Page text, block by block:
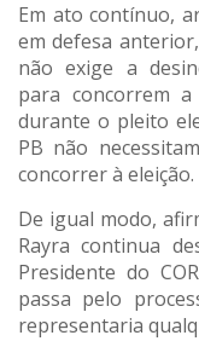
Em ato contínuo,
em defesa anterior,
não exige a
para concorrem
durante o pleito
PB não
concorrer à eleição.
De igual modo,
Rayra continua
Presidente do
passa pelo
representaria